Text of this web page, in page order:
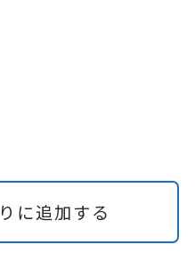
に追加する